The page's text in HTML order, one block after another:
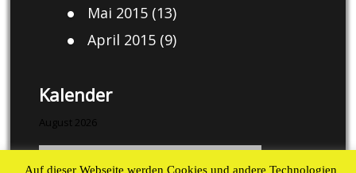
Mai 2015(13)
April 2015(9)
Kalender
August 2026
Auf dieser Webseite werden Cookies und andere Technologien